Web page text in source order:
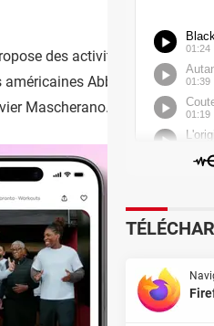
des activités exclusives
Abby Wambach et
Mascherano. Il faut juste y